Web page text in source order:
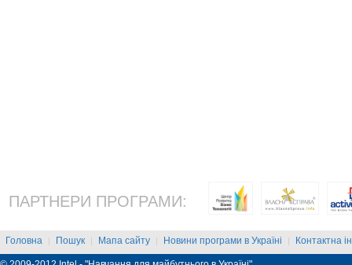
ПАРТНЕРИ ПРОГРАМИ:
Головна | Пошук | Мапа сайту | Новини програми в Україні | Контактна